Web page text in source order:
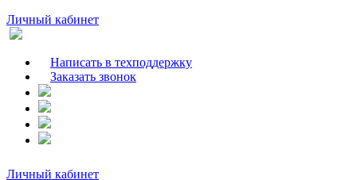
Личный кабинет
Написать в техподдержку
Заказать звонок
Личный кабинет